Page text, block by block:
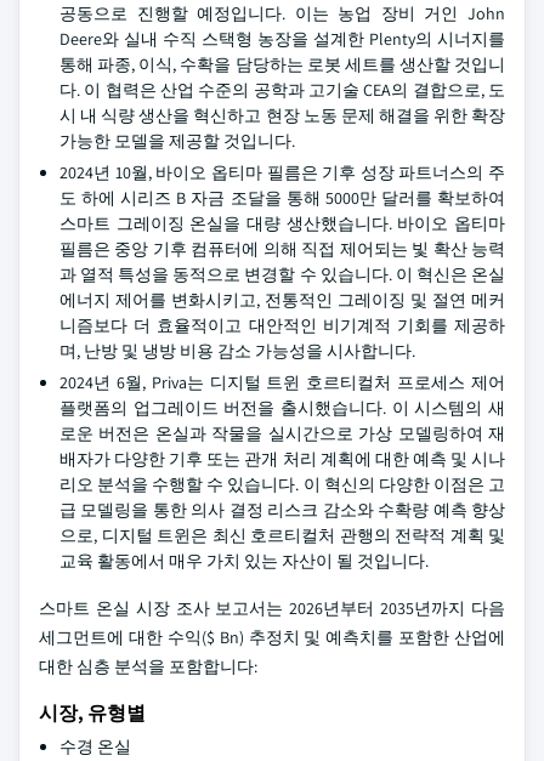
공동으로 진행할 예정입니다. 이는 농업 장비 거인 John
Deere와 실내 수직 스택형 농장을 설계한 Plenty의 시너지를
통해 파종, 이식, 수확을 담당하는 로봇 세트를 생산할 것입니
다. 이 협력은 산업 수준의 공학과 고기술 CEA의 결합으로, 도
시 내 식량 생산을 혁신하고 현장 노동 문제 해결을 위한 확장
가능한 모델을 제공할 것입니다.
2024년 10월, 바이오 옵티마 필름은 기후 성장 파트너스의 주
도 하에 시리즈 B 자금 조달을 통해 5000만 달러를 확보하여
스마트 그레이징 온실을 대량 생산했습니다. 바이오 옵티마
필름은 중앙 기후 컴퓨터에 의해 직접 제어되는 빛 확산 능력
과 열적 특성을 동적으로 변경할 수 있습니다. 이 혁신은 온실
에너지 제어를 변화시키고, 전통적인 그레이징 및 절연 메커
니즘보다 더 효율적이고 대안적인 비기계적 기회를 제공하
며, 난방 및 냉방 비용 감소 가능성을 시사합니다.
2024년 6월, Priva는 디지털 트윈 호르티컬처 프로세스 제어
플랫폼의 업그레이드 버전을 출시했습니다. 이 시스템의 새
로운 버전은 온실과 작물을 실시간으로 가상 모델링하여 재
배자가 다양한 기후 또는 관개 처리 계획에 대한 예측 및 시나
리오 분석을 수행할 수 있습니다. 이 혁신의 다양한 이점은 고
급 모델링을 통한 의사 결정 리스크 감소와 수확량 예측 향상
으로, 디지털 트윈은 최신 호르티컬처 관행의 전략적 계획 및
교육 활동에서 매우 가치 있는 자산이 될 것입니다.
스마트 온실 시장 조사 보고서는 2026년부터 2035년까지 다음
세그먼트에 대한 수익($ Bn) 추정치 및 예측치를 포함한 산업에
대한 심층 분석을 포함합니다:
시장, 유형별
수경 온실